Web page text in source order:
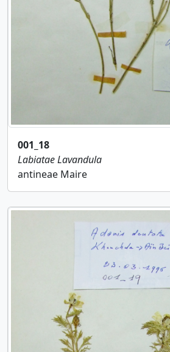
001_18
LabiataeLavandula
antineae Maire